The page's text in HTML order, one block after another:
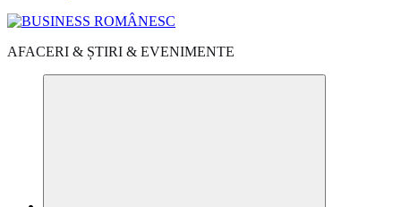
AFACERI & ȘTIRI & EVENIMENTE